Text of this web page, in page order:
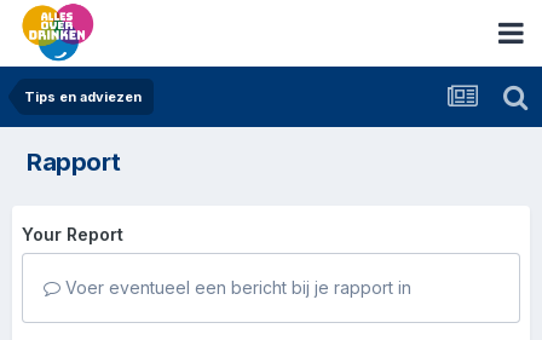
Tips en adviezen
Rapport
Your Report
Voer eventueel een bericht bij je rapport in